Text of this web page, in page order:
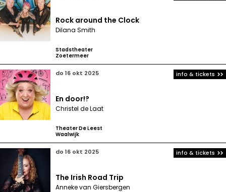
Rock around the Clock
Dilana Smith
Stadstheater
Zoetermeer
do 16 okt 2025
En door!?
Christel de Laat
Theater De Leest
Waalwijk
info & tickets
do 16 okt 2025
The Irish Road Trip
Anneke van Giersbergen
info & tickets